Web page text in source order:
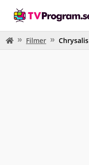
Filmer Chrysalis